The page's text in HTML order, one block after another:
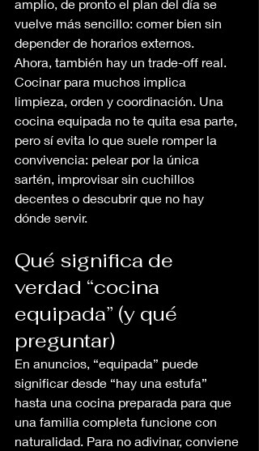
amplio, de pronto el plan del día se
vuelve más sencillo: comer bien sin
depender de horarios externos.
Ahora, también hay un trade-off real.
Cocinar para muchos implica
limpieza, orden y coordinación. Una
cocina equipada no te quita esa parte,
pero sí evita lo que suele romper la
convivencia: pelear por la única
sartén, improvisar sin cuchillos
decentes o descubrir que no hay
dónde servir.
Qué significa de
verdad “cocina
equipada” (y qué
preguntar)
En anuncios, “equipada” puede
significar desde “hay una estufa”
hasta una cocina preparada para que
una familia completa funcione con
naturalidad. Para no adivinar, conviene